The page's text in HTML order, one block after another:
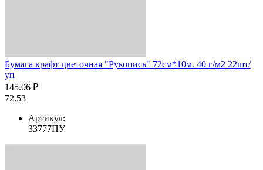
Бумага крафт цветочная "Рукопись" 72см*10м. 40 г/м2 22шт/
уп
145.06 ₽
72.53
Артикул:
33777ПУ